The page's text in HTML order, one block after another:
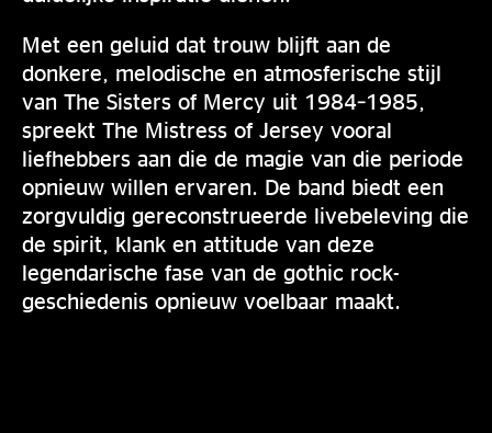
Met een geluid dat trouw blijft aan de
donkere, melodische en atmosferische stijl
van The Sisters of Mercy uit 1984–1985,
spreekt The Mistress of Jersey vooral
liefhebbers aan die de magie van die periode
opnieuw willen ervaren. De band biedt een
zorgvuldig gereconstrueerde livebeleving die
de spirit, klank en attitude van deze
legendarische fase van de gothic rock-
geschiedenis opnieuw voelbaar maakt.